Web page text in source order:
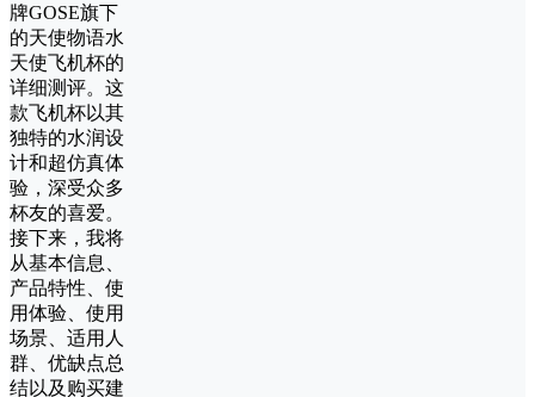
牌GOSE旗下
的天使物语水
天使飞机杯的
详细测评。这
款飞机杯以其
独特的水润设
计和超仿真体
验，深受众多
杯友的喜爱。
接下来，我将
从基本信息、
产品特性、使
用体验、使用
场景、适用人
群、优缺点总
结以及购买建